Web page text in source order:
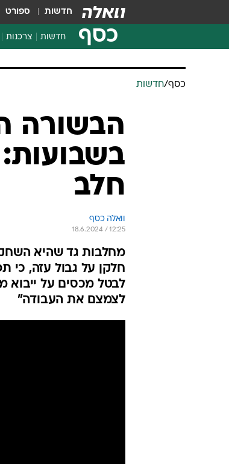
חדשות ספורט
כסף חדשות צרכנות
צרכנות
הבשורה
חלב